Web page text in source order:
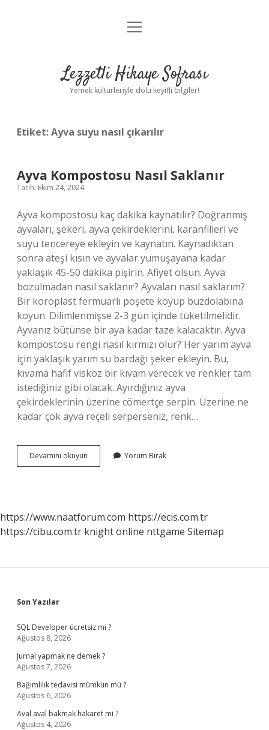
Anasayfa
Yasal Uyarı
menüyü
Lezzetli Hikaye Sofrası
Yemek kültürleriyle dolu keyifli bilgiler!
Etiket:Ayva suyu nasıl çıkarılır
Ayva Kompostosu Nasıl Saklanır
Tarih: Ekim 24, 2024
Ayva kompostosu kaç dakika kaynatılır? Doğranmış
ayvaları, şekeri, ayva çekirdeklerini, karanfilleri ve
suyu tencereye ekleyin ve kaynatın. Kaynadıktan
sonra ateşi kısın ve ayvalar yumuşayana kadar
yaklaşık 45-50 dakika pişirin. Afiyet olsun. Ayva
bozulmadan nasıl saklanır? Ayvaları nasıl saklarım?
Bir koroplast fermuarlı poşete koyup buzdolabına
koyun. Dilimlenmişse 2-3 gün içinde tüketilmelidir.
Ayvanız bütünse bir aya kadar taze kalacaktır. Ayva
kompostosu rengi nasıl kırmızı olur? Her yarım ayva
için yaklaşık yarım su bardağı şeker ekleyin. Bu,
kıvama hafif viskoz bir kıvam verecek ve renkler tam
istediğiniz gibi olacak. Ayırdığınız ayva
çekirdeklerinin üzerine cömertçe serpin. Üzerine ne
kadar çok ayva reçeli serperseniz, renk…
Devamını okuyun
Kompostosu
Yorum Bırak
https://www.naatforum.com https://ecis.com.tr
https://cibu.com.tr knight online nttgame Sitemap
Sidebar
Son Yazılar
SQL Developer ücretsiz mi ?
Ağustos 8, 2026
Jurnal yapmak ne demek ?
Ağustos 7, 2026
Bağımlılık tedavisi mümkün mü ?
Ağustos 6, 2026
Aval aval bakmak hakaret mi ?
Ağustos 4, 2026